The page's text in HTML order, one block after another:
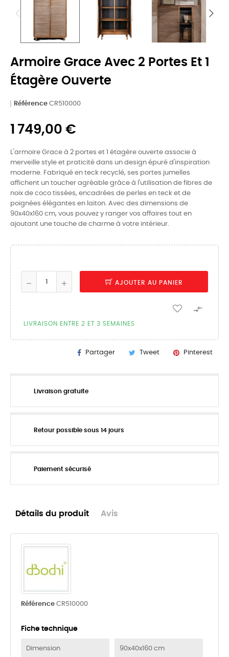
Armoire Grace Avec 2 Portes Et 1
Étagère Ouverte
Référence CR510000
1 749,00 €
L'armoire Grace à 2 portes et 1 étagère ouverte associe à
merveille style et praticité dans un design épuré d'inspiration
moderne. Fabriqué en teck recyclé, ses portes jumelles
affichent un toucher agréable grâce à l'utilisation de fibres de
noix de coco tissées, encadrées de perles en teck et de
poignées élégantes en laiton. Avec des dimensions de
90x40x160 cm, vous pouvez y ranger vos affaires tout en
ajoutant une touche de charme à votre intérieur.
AJOUTER AU PANIER

LIVRAISON ENTRE 2 ET 3 SEMAINES
Partager Tweet Pinterest
Livraison gratuite
Retour possible sous 14 jours
Paiement sécurisé
Détails du produit Avis
Référence CR510000
Fiche technique
Dimension 90x40x160 cm